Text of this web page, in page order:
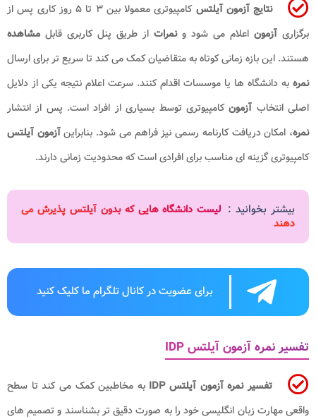
نتایج آزمون آیلتس
کامپیوتری معمولا بین ۳ تا ۵ روز کاری پس از
برگزاری آزمون اعلام می شود ونمرات از طریق پنل کاربری قابل مشاهده
هستند. این بازه زمانی کوتاه به متقاضیان کمک می کند تا سریع تر برای ارسال
نمره به دانشگاه ها یا موسسات اقدام کنند. سرعت اعلام نتیجه یکی از دلایل
اصلی انتخاب آزمونکامپیوتری توسط بسیاری از افراد است. پس از انتشار
نمره، امکان دریافت کارنامه رسمی نیز فراهم می شود. بنابراینآزمون آیلتس
کامپیوتری گزینه ای مناسب برای افرادی است که محدودیت زمانی دارند.
بیشتر بخوانید : لیست دانشگاه هایی که بدون آیلتس پذیرش می
دهند
برای عضویت در کانال تلگرام ما کلیک کنید
تفسیر نمره آزمون آیلتس IDP
تفسیر نمره آزمون آیلتس IDP
به مخاطبین کمک می کند تا سطح
واقعی مهارت زبان انگلیسی خود را به صورت دقیق تر بشناسند و تصمیم های